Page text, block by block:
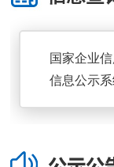
国家企业信
信息公示